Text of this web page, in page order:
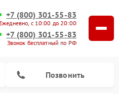
+7 (800) 301-55-83
Ежедневно, с 10:00 до 20:00
+7 (800) 301-55-83
Звонок бесплатный по РФ
Позвонить